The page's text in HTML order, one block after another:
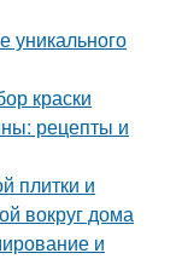
уникального
краски
рецепты и
плитки и
вокруг дома
и